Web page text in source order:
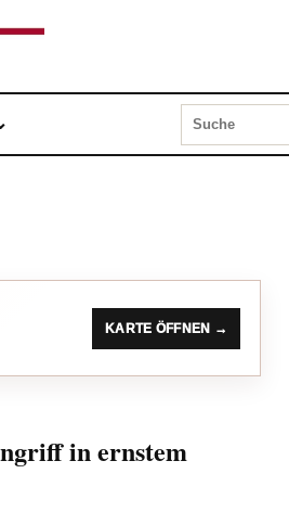
KARTE ÖFFNEN →
in ernstem